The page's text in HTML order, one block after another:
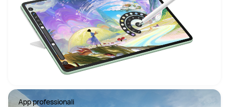
App professionali